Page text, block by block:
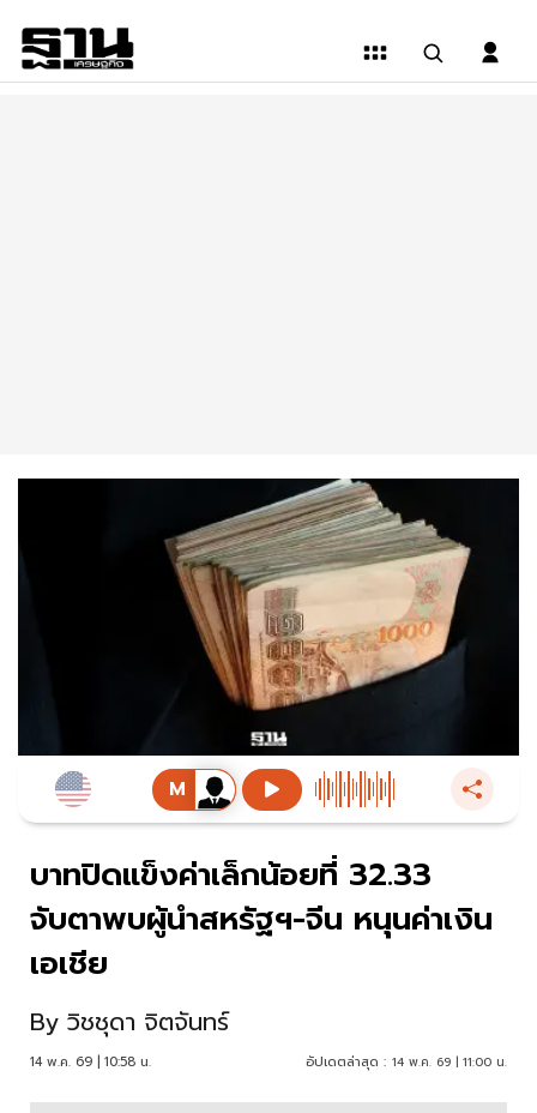
บาทปิดแข็งค่าเล็กน้อยที่ 32.33
จับตาพบผู้นำสหรัฐฯ-จีน หนุนค่าเงิน
เอเชีย
By วิชชุดา จิตจันทร์
14 พ.ค. 69 | 10:58 น. อัปเดตล่าสุด : 14 พ.ค. 69 | 11:00 น.